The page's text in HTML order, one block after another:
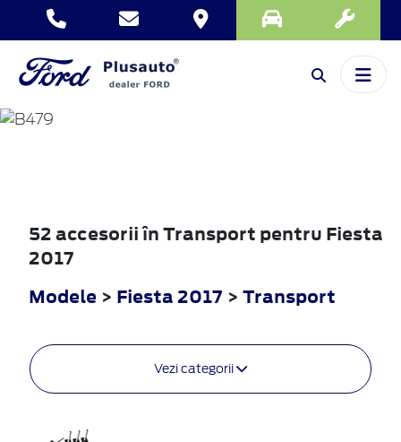
FIESTA
52 accesorii în Transport pentru Fiesta
2017
Modele > Fiesta 2017 > Transport
Vezi categorii